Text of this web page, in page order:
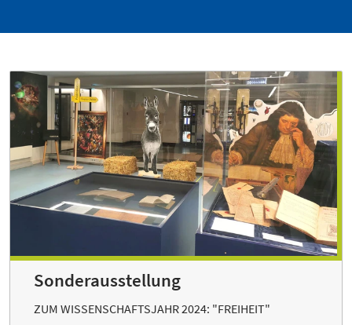
Sonderausstellung
ZUM WISSENSCHAFTSJAHR 2024: "FREIHEIT"